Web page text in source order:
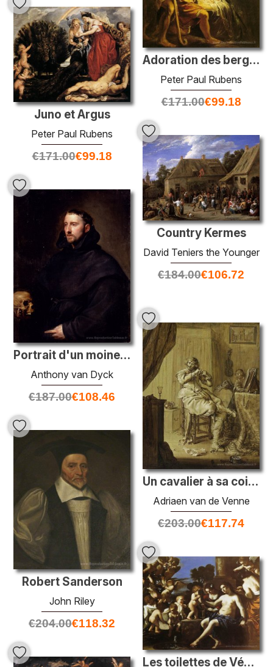
Adoration des bergers
Peter Paul Rubens
€171.00€99.18
Juno et Argus
Peter Paul Rubens
€171.00€99.18
Country Kermes
David Teniers the Younger
€184.00€106.72
Portrait d'un moine de l'ordre bénédictin, tenant un crâne
Anthony van Dyck
€187.00€108.46
Un cavalier à sa coiffeuse
Adriaen van de Venne
€203.00€117.74
Robert Sanderson
John Riley
€204.00€118.32
Les toilettes de Vénus